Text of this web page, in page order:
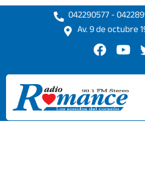
Ir
042290577 -
Av. 9 de octubre
F
c
e
b
o
o
Y
u
t
u
b
e